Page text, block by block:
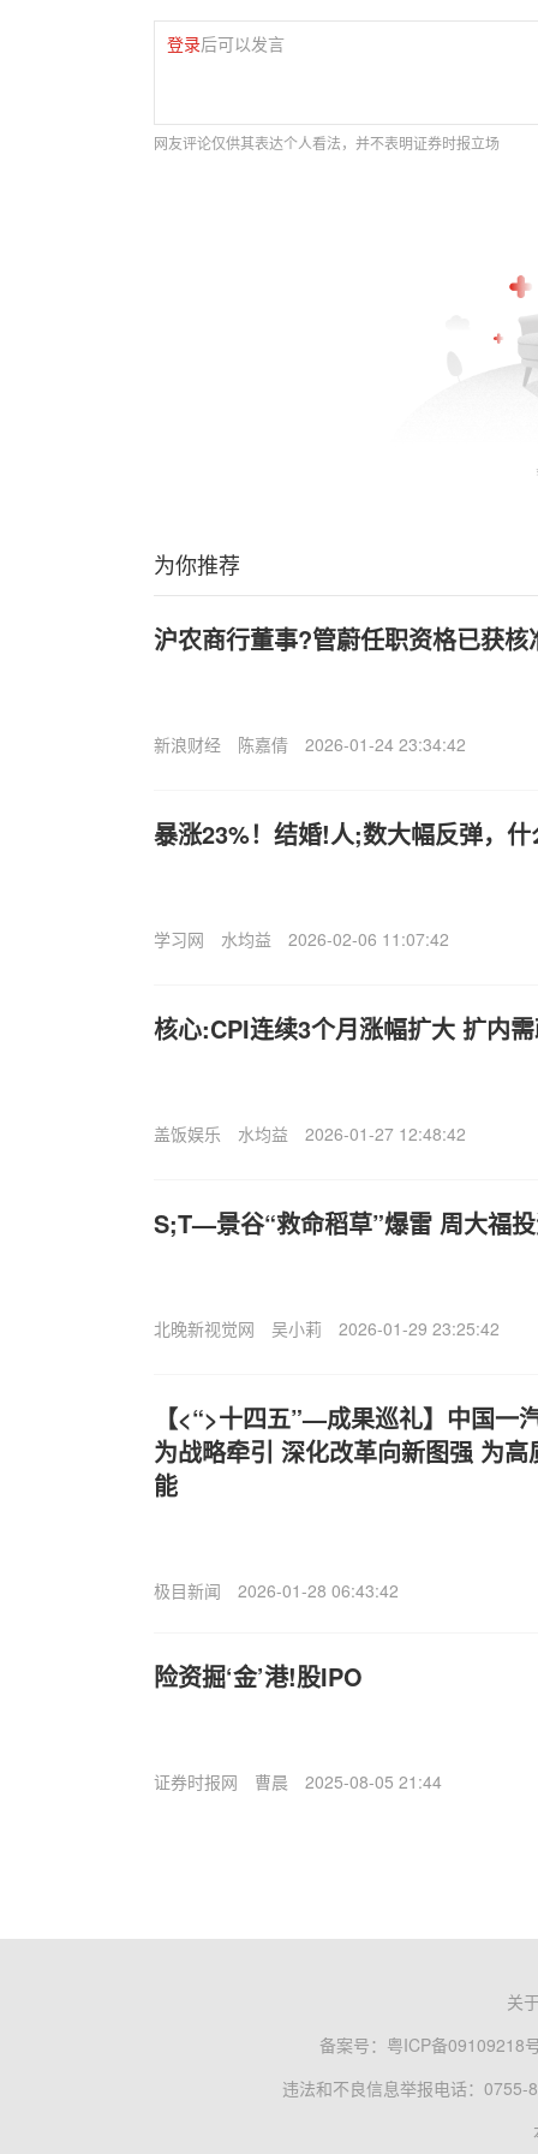
登录后可以发言
网友评论仅供其表达个人看法，并不表明证券时报立场
为你推荐
沪农商行董事?管蔚任职资格已获核
新浪财经 陈嘉倩 2026-01-24 23:34:42
暴涨23%！结婚!人;数大幅反弹，
学习网 水均益 2026-02-06 11:07:42
核心:CPI连续3个月涨幅扩大 扩内
盖饭娱乐 水均益 2026-01-27 12:48:42
S;T—景谷“救命稻草”爆雷 周大福
北晚新视觉网 吴小莉 2026-01-29 23:25:42
【<“>十四五”—成果巡礼】中国一
为战略牵引 深化改革向新图强 为
能
极目新闻 2026-01-28 06:43:42
险资掘‘金’港!股IPO
证券时报网 曹晨 2025-08-05 21:44
关
备案号： 粤ICP备09109218
违法和不良信息举报电话：0755-